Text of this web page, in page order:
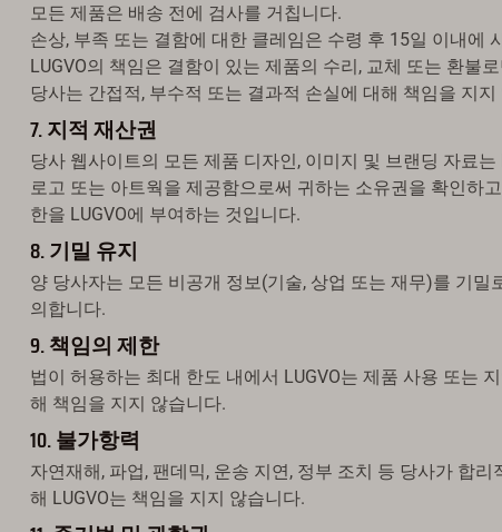
모든 제품은 배송 전에 검사를 거칩니다.
손상, 부족 또는 결함에 대한 클레임은 수령 후 15일 이내에
LUGVO의 책임은 결함이 있는 제품의 수리, 교체 또는 환불
당사는 간접적, 부수적 또는 결과적 손실에 대해 책임을 지지
7. 지적 재산권
당사 웹사이트의 모든 제품 디자인, 이미지 및 브랜딩 자료는
로고 또는 아트웍을 제공함으로써 귀하는 소유권을 확인하
한을 LUGVO에 부여하는 것입니다.
8. 기밀 유지
양 당사자는 모든 비공개 정보(기술, 상업 또는 재무)를 기
의합니다.
9. 책임의 제한
법이 허용하는 최대 한도 내에서 LUGVO는 제품 사용 또는
해 책임을 지지 않습니다.
10. 불가항력
자연재해, 파업, 팬데믹, 운송 지연, 정부 조치 등 당사가 합
해 LUGVO는 책임을 지지 않습니다.